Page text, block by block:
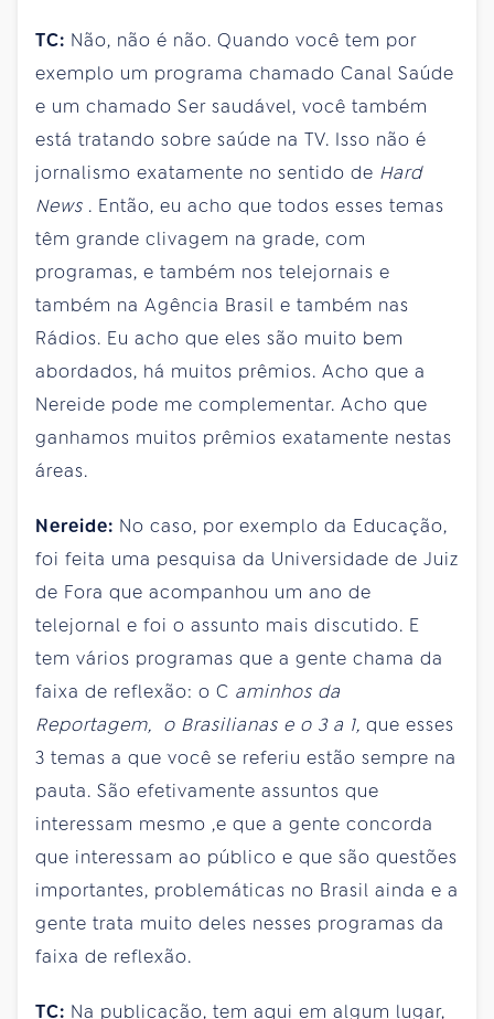
TC: Não, não é não. Quando você tem por
exemplo um programa chamado Canal Saúde
e um chamado Ser saudável, você também
está tratando sobre saúde na TV. Isso não é
jornalismo exatamente no sentido de Hard
News . Então, eu acho que todos esses temas
têm grande clivagem na grade, com
programas, e também nos telejornais e
também na Agência Brasil e também nas
Rádios. Eu acho que eles são muito bem
abordados, há muitos prêmios. Acho que a
Nereide pode me complementar. Acho que
ganhamos muitos prêmios exatamente nestas
áreas.
Nereide: No caso, por exemplo da Educação,
foi feita uma pesquisa da Universidade de Juiz
de Fora que acompanhou um ano de
telejornal e foi o assunto mais discutido. E
tem vários programas que a gente chama da
faixa de reflexão: o C aminhos da
Reportagem, o Brasilianas e o 3 a 1, que esses
3 temas a que você se referiu estão sempre na
pauta. São efetivamente assuntos que
interessam mesmo ,e que a gente concorda
que interessam ao público e que são questões
importantes, problemáticas no Brasil ainda e a
gente trata muito deles nesses programas da
faixa de reflexão.
TC: Na publicação, tem aqui em algum lugar,